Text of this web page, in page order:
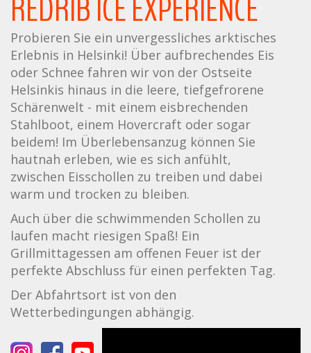
REDRIB ICE EXPERIENCE
Probieren Sie ein unvergessliches arktisches
Erlebnis in Helsinki! Über aufbrechendes Eis
oder Schnee fahren wir von der Ostseite
Helsinkis hinaus in die leere, tiefgefrorene
Schärenwelt - mit einem eisbrechenden
Stahlboot, einem Hovercraft oder sogar
beidem! Im Überlebensanzug können Sie
hautnah erleben, wie es sich anfühlt,
zwischen Eisschollen zu treiben und dabei
warm und trocken zu bleiben.
Auch über die schwimmenden Schollen zu
laufen macht riesigen Spaß! Ein
Grillmittagessen am offenen Feuer ist der
perfekte Abschluss für einen perfekten Tag.
Der Abfahrtsort ist von den
Wetterbedingungen abhängig.